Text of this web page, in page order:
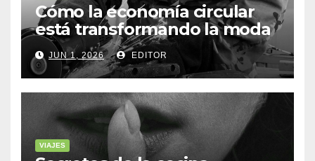
Cómo la economía circular
está transformando la moda
sostenible
JUN 1, 2026 EDITOR
VIAJES